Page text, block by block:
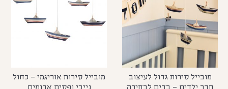
מובייל סירות גדול לעיצוב
חדר ילדים – בדים לבחירה
מובייל סירות אוריגמי – כחול
נייבי ופסים אדומים